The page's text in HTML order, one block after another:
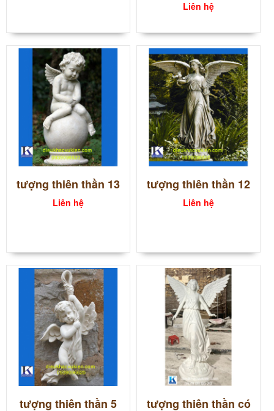
Liên hệ
tượng thiên thần 13
Liên hệ
tượng thiên thần 12
Liên hệ
tượng thiên thần 5 tượng thiên thần có